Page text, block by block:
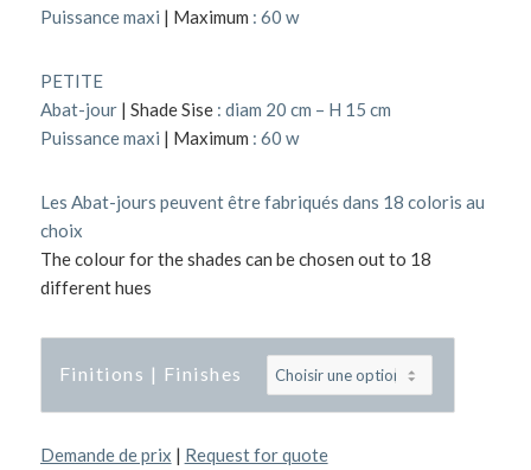
Puissance maxi | Maximum : 60 w
PETITE
Abat-jour| Shade Sise: diam 20 cm – H 15 cm
Puissance maxi | Maximum : 60 w
Les Abat-jours peuvent être fabriqués dans 18 coloris au
choix
The colour for the shades can be chosen out to 18
different hues
Finitions | Finishes
Demande de prix | Request for quote